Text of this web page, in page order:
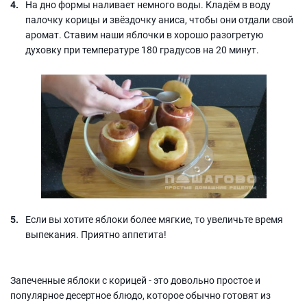
На дно формы наливает немного воды. Кладём в воду
палочку корицы и звёздочку аниса, чтобы они отдали свой
аромат. Ставим наши яблочки в хорошо разогретую
духовку при температуре 180 градусов на 20 минут.
Если вы хотите яблоки более мягкие, то увеличьте время
выпекания. Приятно аппетита!
Запеченные яблоки с корицей - это довольно простое и
популярное десертное блюдо, которое обычно готовят из